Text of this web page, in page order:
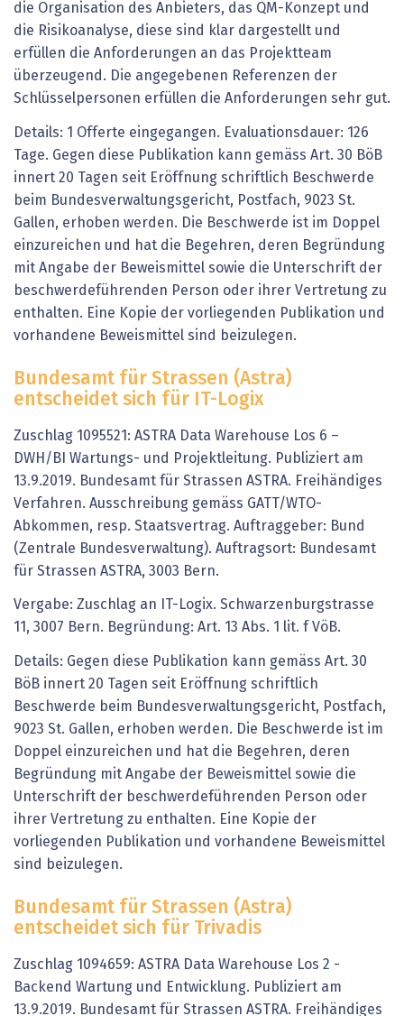
die Organisation des Anbieters, das QM-Konzept und
die Risikoanalyse, diese sind klar dargestellt und
erfüllen die Anforderungen an das Projektteam
überzeugend. Die angegebenen Referenzen der
Schlüsselpersonen erfüllen die Anforderungen sehr gut.
Details: 1 Offerte eingegangen. Evaluationsdauer: 126
Tage. Gegen diese Publikation kann gemäss Art. 30 BöB
innert 20 Tagen seit Eröffnung schriftlich Beschwerde
beim Bundesverwaltungsgericht, Postfach, 9023 St.
Gallen, erhoben werden. Die Beschwerde ist im Doppel
einzureichen und hat die Begehren, deren Begründung
mit Angabe der Beweismittel sowie die Unterschrift der
beschwerdeführenden Person oder ihrer Vertretung zu
enthalten. Eine Kopie der vorliegenden Publikation und
vorhandene Beweismittel sind beizulegen.
Bundesamt für Strassen (Astra)
entscheidet sich für IT-Logix
Zuschlag 1095521: ASTRA Data Warehouse Los 6 –
DWH/BI Wartungs- und Projektleitung. Publiziert am
13.9.2019. Bundesamt für Strassen ASTRA. Freihändiges
Verfahren. Ausschreibung gemäss GATT/WTO-
Abkommen, resp. Staatsvertrag. Auftraggeber: Bund
(Zentrale Bundesverwaltung). Auftragsort: Bundesamt
für Strassen ASTRA, 3003 Bern.
Vergabe: Zuschlag an IT-Logix. Schwarzenburgstrasse
11, 3007 Bern. Begründung: Art. 13 Abs. 1 lit. f VöB.
Details: Gegen diese Publikation kann gemäss Art. 30
BöB innert 20 Tagen seit Eröffnung schriftlich
Beschwerde beim Bundesverwaltungsgericht, Postfach,
9023 St. Gallen, erhoben werden. Die Beschwerde ist im
Doppel einzureichen und hat die Begehren, deren
Begründung mit Angabe der Beweismittel sowie die
Unterschrift der beschwerdeführenden Person oder
ihrer Vertretung zu enthalten. Eine Kopie der
vorliegenden Publikation und vorhandene Beweismittel
sind beizulegen.
Bundesamt für Strassen (Astra)
entscheidet sich für Trivadis
Zuschlag 1094659: ASTRA Data Warehouse Los 2 -
Backend Wartung und Entwicklung. Publiziert am
13.9.2019. Bundesamt für Strassen ASTRA. Freihändiges